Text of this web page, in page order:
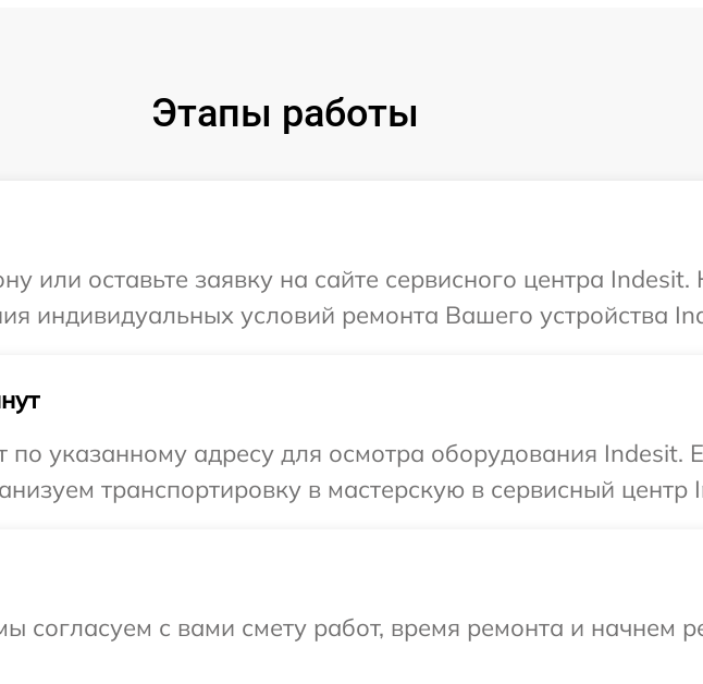
Этапы работы
или оставьте заявку на сайте сервисного центра
индивидуальных условий ремонта Вашего устройства
указанному адресу для осмотра оборудования Indesit.
транспортировку в мастерскую в сервисный центр
согласуем с вами смету работ, время ремонта и начнем